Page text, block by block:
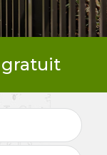
gratuit